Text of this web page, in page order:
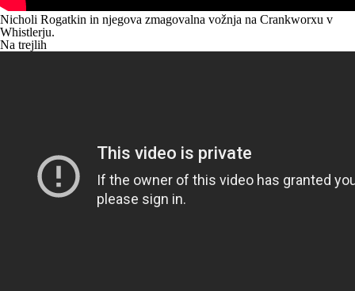
Nicholi Rogatkin in njegova zmagovalna vožnja na Crankworxu v
Whistlerju.
Na trejlih